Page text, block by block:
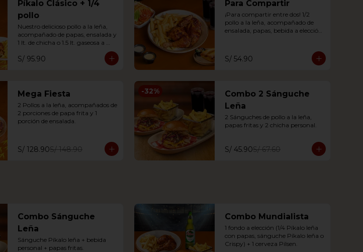
Píkalo Clásico + 1/4
pollo
Nuestro delicioso pollo a la leña,
acompañado de papas, ensalada y
1 lt. de chicha o 1.5 lt. gaseosa a
pollo (solo pierna y papas fritas).
S/ 95.90
Para Compartir
¡Para compartir entre dos! 1/2
pollo a la leña, acompañado de
ensalada, papas, bebida a elección
S/ 54.90
Mega Fiesta
2 Pollos a la leña, acompañados de
2 porciones de papa frita y 1
porción de ensalada.
S/ 128.90S/ 148.90
-32%
Combo 2 Sánguche
Leña
2 Sánguches de pollo a la leña,
papas fritas y 2 chicha personal.
S/ 45.90S/ 67.60
Combo Sánguche
Leña
Sánguche Píkalo leña + bebida
personal + papas fritas.
Combo Mundialista
1 fondo a elección (1/4 Píkalo leña
con papas, sánguche Píkalo leña o
Crispy) + 1 cerveza Pilsen.